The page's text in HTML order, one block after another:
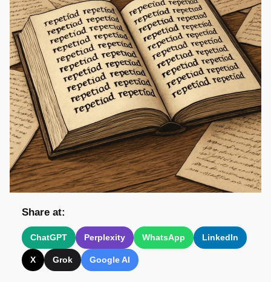
Share at:
ChatGPT Perplexity WhatsApp LinkedIn
X Grok Google AI